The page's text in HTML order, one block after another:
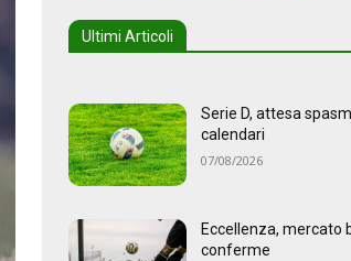
Ultimi Articoli
Serie D, attesa
calendari
07/08/2026
Eccellenza, mercato
conferme